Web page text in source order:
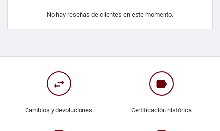
No hay reseñas de clientes en este momento.
swap_horiz
Cambios y devoluciones
label
Certificación histórica